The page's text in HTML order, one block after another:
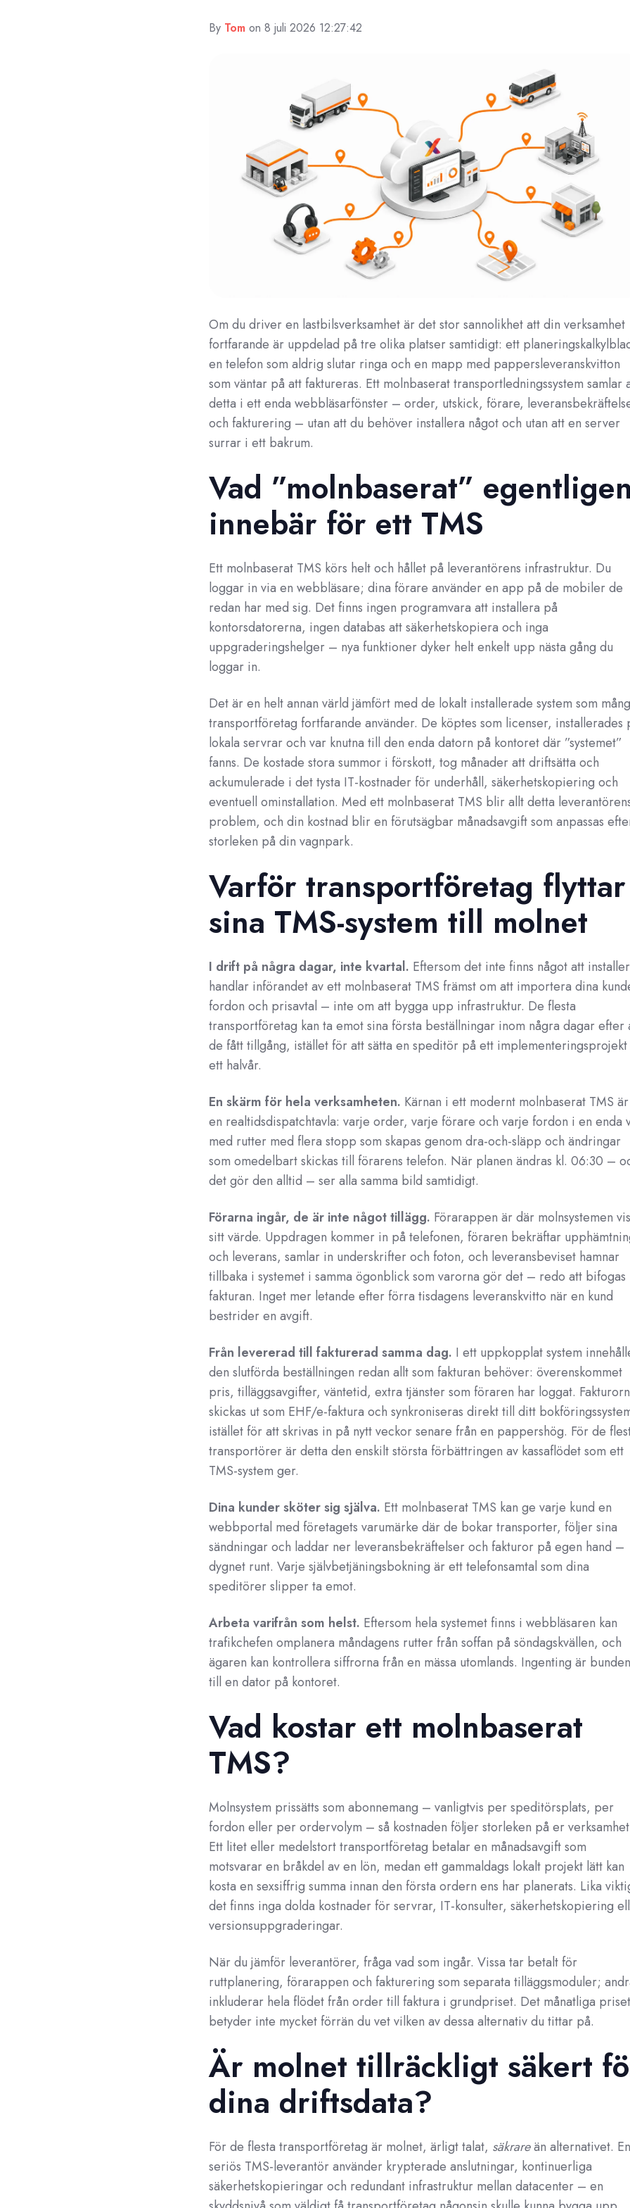
By Tom on 8 juli 2026 12:27:42
Om du driver en lastbilsverksamhet är det stor sannolikhet att din verksamhet
fortfarande är uppdelad på tre olika platser samtidigt: ett
en telefon som aldrig slutar ringa och en mapp med pappersleveranskvitton
som väntar på att faktureras. Ett molnbaserat transportledningssystem samlar
detta i ett enda webbläsarfönster – order, utskick, förare,
och fakturering – utan att du behöver installera något och utan att en server
surrar i ett bakrum.
Vad ”molnbaserat” egentligen
innebär för ett TMS
Ett molnbaserat TMS körs helt och hållet på leverantörens infrastruktur. Du
loggar in via en webbläsare; dina förare använder en app på de mobiler de
redan har med sig. Det finns ingen programvara att installera på
kontorsdatorerna, ingen databas att säkerhetskopiera och inga
uppgraderingshelger – nya funktioner dyker helt enkelt upp nästa gång du
loggar in.
Det är en helt annan värld jämfört med de lokalt installerade system som
transportföretag fortfarande använder. De köptes som licenser, installerades
lokala servrar och var knutna till den enda datorn på kontoret där ”systemet”
fanns. De kostade stora summor i förskott, tog månader att driftsätta och
ackumulerade i det tysta IT-kostnader för underhåll, säkerhetskopiering och
eventuell ominstallation. Med ett molnbaserat TMS blir allt detta
problem, och din kostnad blir en förutsägbar månadsavgift som anpassas
storleken på din vagnpark.
Varför transportföretag flyttar
sina TMS-system till molnet
I drift på några dagar, inte kvartal. Eftersom det inte finns något att
handlar införandet av ett molnbaserat TMS främst om att importera dina
fordon och prisavtal – inte om att bygga upp infrastruktur. De flesta
transportföretag kan ta emot sina första beställningar inom några dagar efter
de fått tillgång, istället för att sätta en speditör på ett implementeringsprojekt
ett halvår.
En skärm för hela verksamheten. Kärnan i ett modernt molnbaserat TMS är
en realtidsdispatchtavla: varje order, varje förare och varje fordon i en enda
med rutter med flera stopp som skapas genom dra-och-släpp och ändringar
som omedelbart skickas till förarens telefon. När planen ändras kl. 06:30 –
det gör den alltid – ser alla samma bild samtidigt.
Förarna ingår, de är inte något tillägg. Förarappen är där molnsystemen
sitt värde. Uppdragen kommer in på telefonen, föraren bekräftar
och leverans, samlar in underskrifter och foton, och leveransbeviset hamnar
tillbaka i systemet i samma ögonblick som varorna gör det – redo att bifogas
fakturan. Inget mer letande efter förra tisdagens leveranskvitto när en kund
bestrider en avgift.
Från levererad till fakturerad samma dag. I ett uppkopplat system
den slutförda beställningen redan allt som fakturan behöver: överenskommet
pris, tilläggsavgifter, väntetid, extra tjänster som föraren har loggat.
skickas ut som EHF/e-faktura och synkroniseras direkt till ditt
istället för att skrivas in på nytt veckor senare från en pappershög. För de
transportörer är detta den enskilt största förbättringen av kassaflödet som ett
TMS-system ger.
Dina kunder sköter sig själva. Ett molnbaserat TMS kan ge varje kund en
webbportal med företagets varumärke där de bokar transporter, följer sina
sändningar och laddar ner leveransbekräftelser och fakturor på egen hand –
dygnet runt. Varje självbetjäningsbokning är ett telefonsamtal som dina
speditörer slipper ta emot.
Arbeta varifrån som helst. Eftersom hela systemet finns i webbläsaren kan
trafikchefen omplanera måndagens rutter från soffan på söndagskvällen, och
ägaren kan kontrollera siffrorna från en mässa utomlands. Ingenting är bunden
till en dator på kontoret.
Vad kostar ett molnbaserat
TMS?
Molnsystem prissätts som abonnemang – vanligtvis per speditörsplats, per
fordon eller per ordervolym – så kostnaden följer storleken på er
Ett litet eller medelstort transportföretag betalar en månadsavgift som
motsvarar en bråkdel av en lön, medan ett gammaldags lokalt projekt lätt kan
kosta en sexsiffrig summa innan den första ordern ens har planerats. Lika
det finns inga dolda kostnader för servrar, IT-konsulter, säkerhetskopiering
versionsuppgraderingar.
När du jämför leverantörer, fråga vad som ingår. Vissa tar betalt för
ruttplanering, förarappen och fakturering som separata tilläggsmoduler;
inkluderar hela flödet från order till faktura i grundpriset. Det månatliga priset
betyder inte mycket förrän du vet vilken av dessa alternativ du tittar på.
Är molnet tillräckligt säkert
dina driftsdata?
För de flesta transportföretag är molnet, ärligt talat, säkrareän alternativet. En
seriös TMS-leverantör använder krypterade anslutningar, kontinuerliga
säkerhetskopieringar och redundant infrastruktur mellan datacenter – en